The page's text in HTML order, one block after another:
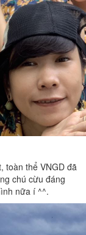
toàn thể VNGD đã
chú cừu đáng
nữa í ^^.